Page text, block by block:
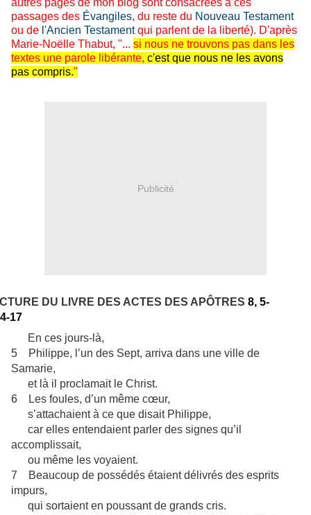
autres pages de mon blog sont consacrées à ces
passages des Évangiles, du reste du Nouveau Testament
ou de l'Ancien Testamentqui parlent de la liberté). D'après
Marie-Noëlle Thabut, "... si nous ne trouvons pas dans les
textes une parole libérante, c'est que nous ne les avons
pas compris."
Publicité
DU LIVRE DES ACTES DES APÔTRES 8, 5-
17
En ces jours-là,
5 Philippe, l’un des Sept, arriva dans une ville de
Samarie,
et là il proclamait le Christ.
6 Les foules, d’un même cœur,
s’attachaient à ce que disait Philippe,
car elles entendaient parler des signes qu’il
accomplissait,
ou même les voyaient.
7 Beaucoup de possédés étaient délivrés des esprits
impurs,
qui sortaient en poussant de grands cris.